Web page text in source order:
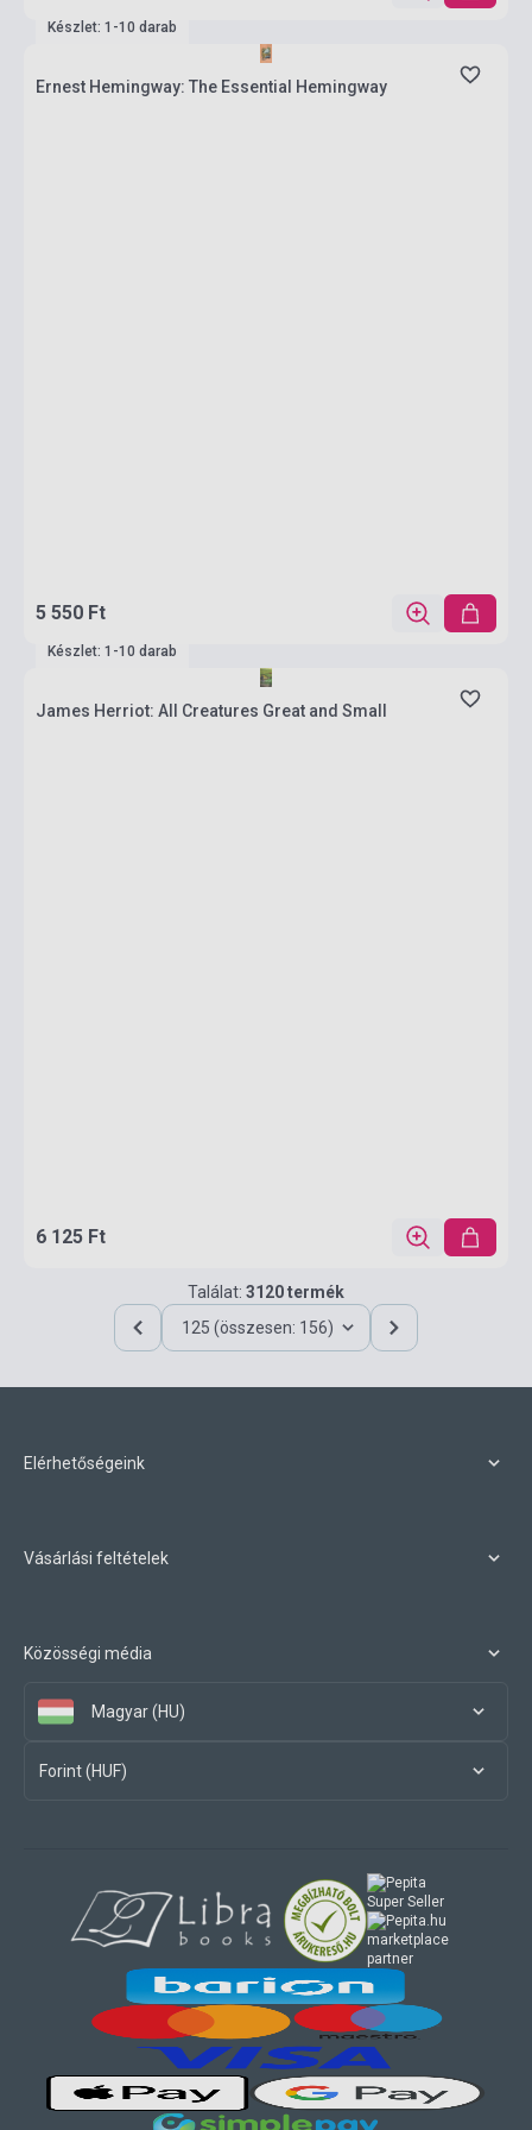
Készlet: 1-10 darab
Ernest Hemingway: The Essential Hemingway
5 550 Ft
Készlet: 1-10 darab
James Herriot: All Creatures Great and Small
6 125 Ft
Találat: 3120 termék
125 (összesen: 156)
Elérhetőségeink
Vásárlási feltételek
Közösségi média
Magyar (HU)
Forint (HUF)
marketplace
partner